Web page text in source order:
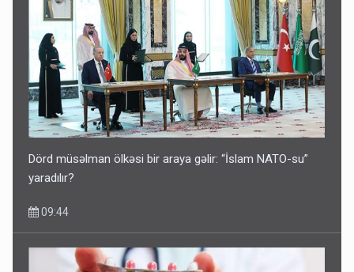
Dörd müsəlman ölkəsi bir araya gəlir: “İslam NATO-su”
yaradılır?
09:44